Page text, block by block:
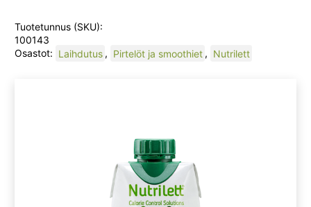
Tuotetunnus (SKU):
100143
Osastot: Laihdutus , Pirtelöt ja smoothiet , Nutrilett